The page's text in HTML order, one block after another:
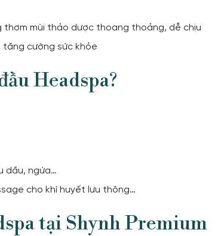
thơm mùi thảo dược thoang thoảng, dễ chịu
cường sức khỏe
Headspa?
dầu, ngứa…
cho khí huyết lưu thông…
tại Shynh Premium